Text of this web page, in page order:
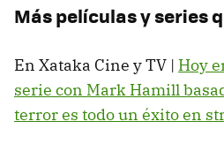
Más películas y series
En Xataka Cine y TV | Hoy
serie con Mark Hamill
terror es todo un éxito en